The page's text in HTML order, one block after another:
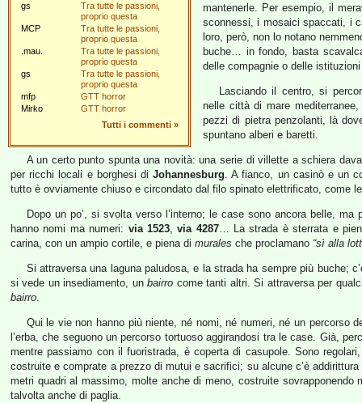
gs
Tra tutte le passioni,
proprio questa
MCP
Tra tutte le passioni,
proprio questa
.mau.
Tra tutte le passioni,
proprio questa
gs
Tra tutte le passioni,
proprio questa
mfp
GTT horror
Mirko
GTT horror
Tutti i commenti »
mantenerle. Per esempio, il
sconnessi, i mosaici spaccati, i
loro, però, non lo notano
buche… in fondo, basta
delle compagnie o delle
Lasciando il centro, si
nelle città di mare
pezzi di pietra penzolanti, là
spuntano alberi e baretti.
A un certo punto spunta una novità: una serie di villette a schiera
per ricchi locali e borghesi diJohannesburg. A fianco, un casinò e un
tutto è ovviamente chiuso e circondato dal filo spinato elettrificato, come
Dopo un po’, si svolta verso l’interno; le case sono ancora belle,
hanno nomi ma numeri: via 1523,via 4287… La strada è sterrata e
carina, con un ampio cortile, e piena di murales che proclamano “sì alla
Si attraversa una laguna paludosa, e la strada ha sempre più buche;
si vede un insediamento, unbairro come tanti altri. Si attraversa per
bairro.
Qui le vie non hanno più niente, né nomi, né numeri, né un percorso
l’erba, che seguono un percorso tortuoso aggirandosi tra le case. Già,
mentre passiamo con il fuoristrada, è coperta di casupole. Sono
costruite e comprate a prezzo di mutui e sacrifici; su alcune c’è
metri quadri al massimo, molte anche di meno, costruite
talvolta anche di paglia.